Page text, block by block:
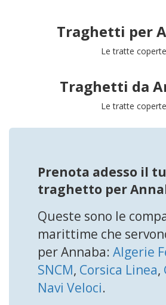
Traghetti per
Le tratte coperte
Traghetti da
Le tratte coperte
Prenota adesso il
traghetto per
Queste sono le
marittime che
per Annaba: Algerie
SNCM, Corsica Linea,
Navi Veloci.